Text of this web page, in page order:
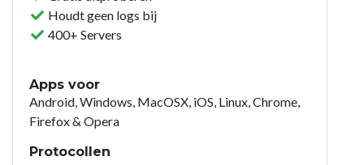
Houdt geen logs bij
400+ Servers
Apps voor
Android, Windows, MacOSX, iOS, Linux, Chrome,
Firefox & Opera
Protocollen